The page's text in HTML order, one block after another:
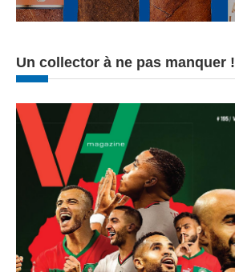
Un collector à ne pas manquer !